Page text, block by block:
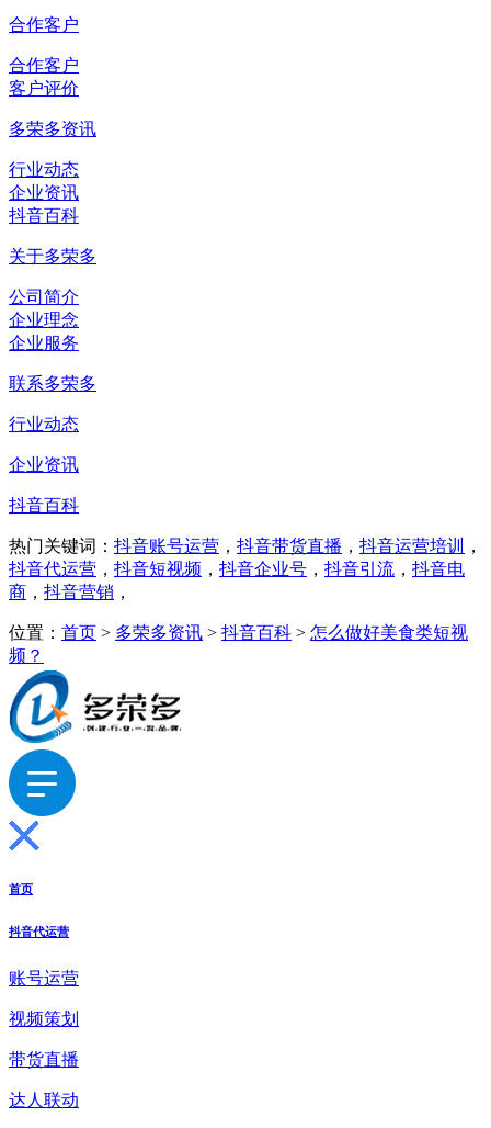
合作客户
合作客户
客户评价
多荣多资讯
行业动态
企业资讯
抖音百科
关于多荣多
公司简介
企业理念
企业服务
联系多荣多
行业动态
企业资讯
抖音百科
热门关键词： 抖音账号运营 ， 抖音带货直播 ， 抖音运营培训
，
抖音代运营 ， 抖音短视频 ， 抖音企业号 ， 抖音引流 ， 抖音电
商 ， 抖音营销 ，
位置： 首页 > 多荣多资讯 > 抖音百科 > 怎么做好美食类短视
频？
首页
抖音代运营
账号运营
视频策划
带货直播
达人联动